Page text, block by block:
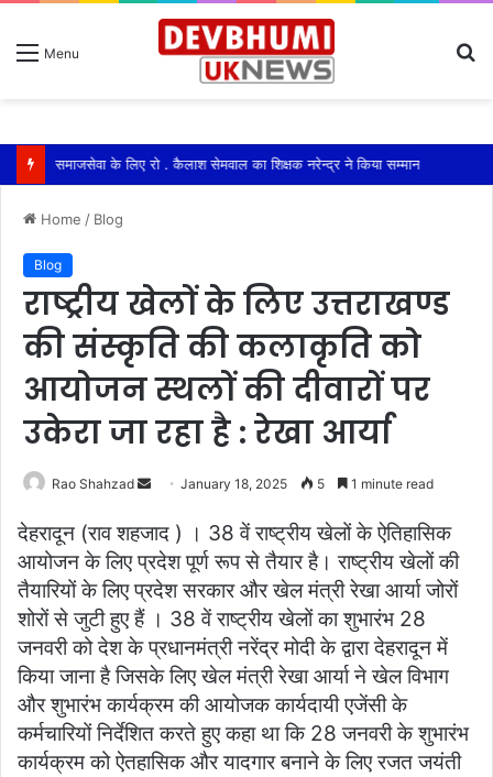
Menu
Home / Blog
Blog
राष्ट्रीय खेलों के लिए उत्तराखण्ड
की संस्कृति की कलाकृति को
आयोजन स्थलों की दीवारों पर
उकेरा जा रहा है : रेखा आर्या
Rao Shahzad
Send
email
January 18, 2025 5 1 minute read
देहरादून (राव शहजाद ) । 38 वें राष्ट्रीय खेलों के ऐतिहासिक
आयोजन के लिए प्रदेश पूर्ण रूप से तैयार है। राष्ट्रीय खेलों की
तैयारियों के लिए प्रदेश सरकार और खेल मंत्री रेखा आर्या जोरों
शोरों से जुटी हुए हैं । 38 वें राष्ट्रीय खेलों का शुभारंभ 28
जनवरी को देश के प्रधानमंत्री नरेंद्र मोदी के द्वारा देहरादून में
किया जाना है जिसके लिए खेल मंत्री रेखा आर्या ने खेल विभाग
और शुभारंभ कार्यक्रम की आयोजक कार्यदायी एजेंसी के
कर्मचारियों निर्देशित करते हुए कहा था कि 28 जनवरी के शुभारंभ
कार्यक्रम को ऐतहासिक और यादगार बनाने के लिए रजत जयंती